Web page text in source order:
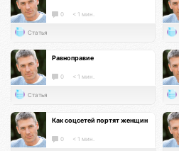
0 < 1 мин.
Статья
Равноправие
0 < 1 мин.
Статья
Как соцсетей портят женщин
0 < 1 мин.